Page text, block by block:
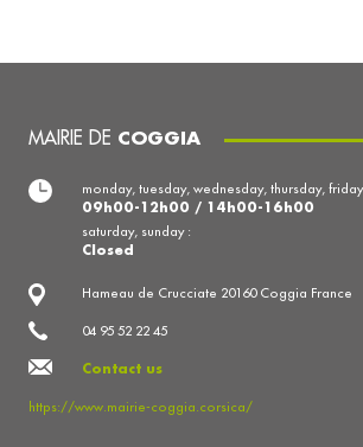
MAIRIE DE COGGIA
Hameau de Crucciate 20160 Coggia France
04 95 52 22 45
Contact us
https://www.mairie-coggia.corsica/
monday, tuesday, wednesday, thursday,
09h00-12h00 / 14h00-16h00
saturday, sunday :
Closed